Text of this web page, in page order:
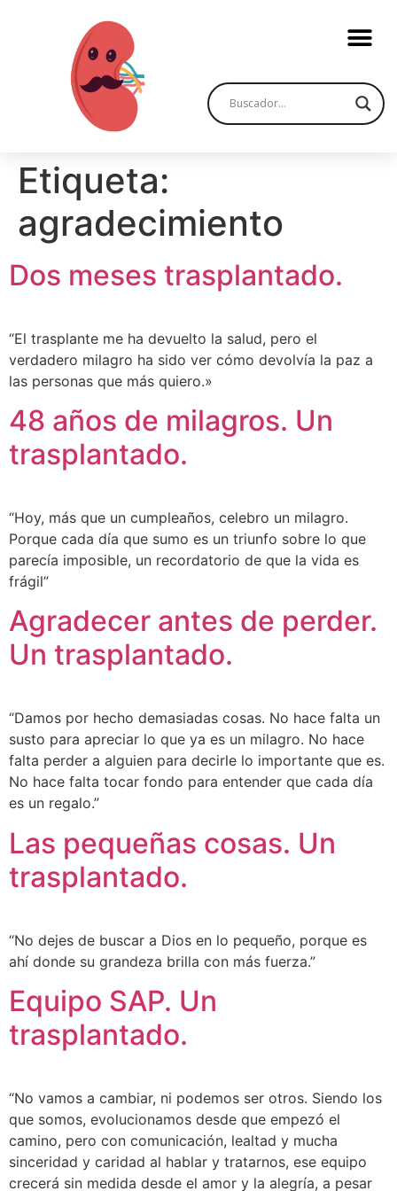
Etiqueta:
agradecimiento
Dos meses trasplantado.
“El trasplante me ha devuelto la salud, pero el
verdadero milagro ha sido ver cómo devolvía la paz a
las personas que más quiero.»
48 años de milagros. Un
trasplantado.
“Hoy, más que un cumpleaños, celebro un milagro.
Porque cada día que sumo es un triunfo sobre lo que
parecía imposible, un recordatorio de que la vida es
frágil”
Agradecer antes de perder.
Un trasplantado.
“Damos por hecho demasiadas cosas. No hace falta un
susto para apreciar lo que ya es un milagro. No hace
falta perder a alguien para decirle lo importante que es.
No hace falta tocar fondo para entender que cada día
es un regalo.”
Las pequeñas cosas. Un
trasplantado.
“No dejes de buscar a Dios en lo pequeño, porque es
ahí donde su grandeza brilla con más fuerza.”
Equipo SAP. Un
trasplantado.
“No vamos a cambiar, ni podemos ser otros. Siendo los
que somos, evolucionamos desde que empezó el
camino, pero con comunicación, lealtad y mucha
sinceridad y caridad al hablar y tratarnos, ese equipo
crecerá sin medida desde el amor y la alegría, a pesar